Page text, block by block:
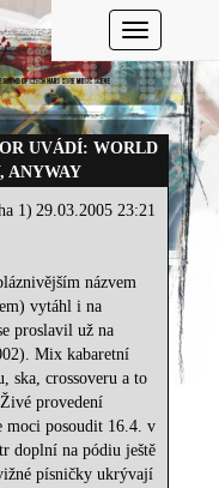
Toggle
UVÁDÍ: WORLD
ANYWAY
29.03.2005 23:21
1)
názvem
vytáhl i na
proslavil už na
Mix kabaretní
ska, crossoveru a to
provedení
moci posoudit 16.4. v
doplní na pódiu ještě
písničky ukrývají